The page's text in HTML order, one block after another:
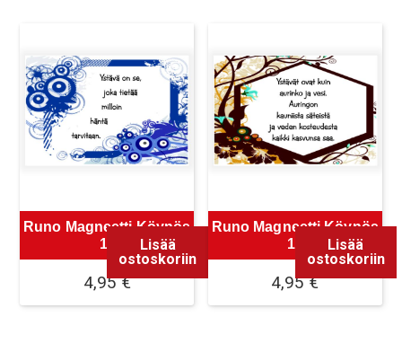
Runo Magneetti Köynös
11
4,95€
Lisää
ostoskoriin
Runo Magneetti Köynös
12
4,95€
Lisää
ostoskoriin